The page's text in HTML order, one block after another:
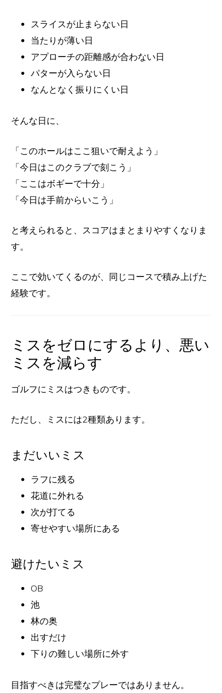
スライスが止まらない日
当たりが薄い日
アプローチの距離感が合わない日
パターが入らない日
なんとなく振りにくい日
そんな日に、
「このホールはここ狙いで耐えよう」
「今日はこのクラブで刻こう」
「ここはボギーで十分」
「今日は手前からいこう」
と考えられると、スコアはまとまりやすくなりま
す。
ここで効いてくるのが、同じコースで積み上げた
経験です。
ミスをゼロにするより、悪い
ミスを減らす
ゴルフにミスはつきものです。
ただし、ミスには2種類あります。
まだいいミス
ラフに残る
花道に外れる
次が打てる
寄せやすい場所にある
避けたいミス
OB
池
林の奥
出すだけ
下りの難しい場所に外す
目指すべきは完璧なプレーではありません。